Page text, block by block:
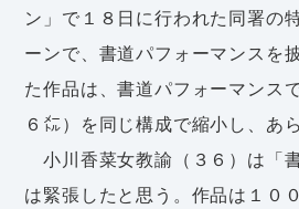
ン」で１８日に行われた同署の
ーンで、書道パフォーマンスを
た作品は、書道パフォーマンス
６㍍）を同じ構成で縮小し、あ
小川香菜女教諭（３６）は「
は緊張したと思う。作品は１０